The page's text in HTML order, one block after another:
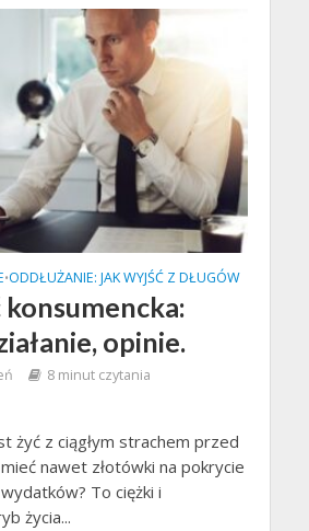
•ODDŁUŻANIE: JAK WYJŚĆ Z DŁUGÓW
konsumencka:
opinie.
8 minut czytania
żyć z ciągłym strachem przed
nawet złotówki na pokrycie
To ciężki i
życia...